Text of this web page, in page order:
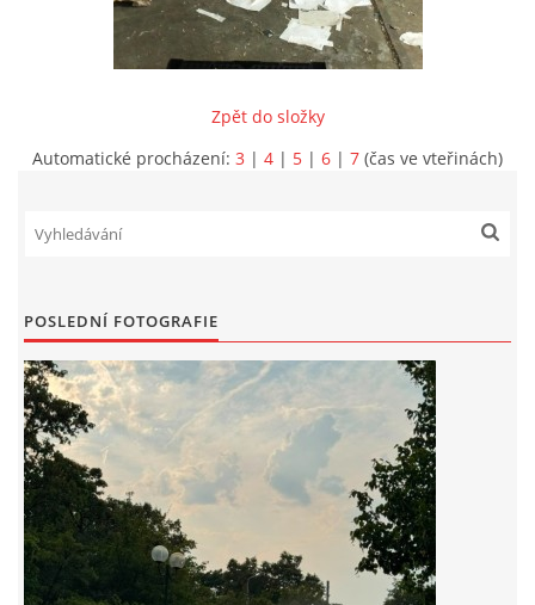
326 00 Plzeň
hasicikoterov@email.cz
© 2026 eStránky.cz |WebSlice Aktualizováno: 4. 8. 2026
Nahoru ↑
Zpět do složky
Automatické procházení: 3 | 4 | 5 | 6 | 7 (čas ve vteřinách)
POSLEDNÍ FOTOGRAFIE